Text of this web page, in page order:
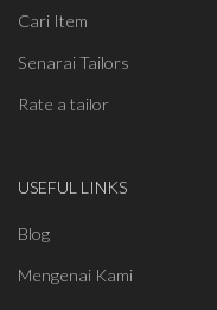
Cari Item
Senarai Tailors
Rate a tailor
USEFUL LINKS
Blog
Mengenai Kami